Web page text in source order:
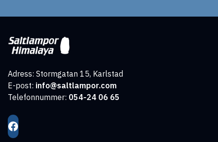
Adress: Stormgatan 15, Karlstad
E-post: info@saltlampor.com
Telefonnummer: 054-24 06 65